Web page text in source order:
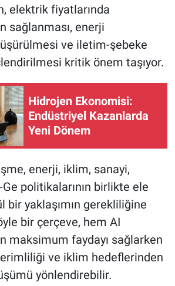
elektrik fiyatlarında
sağlanması, enerji
ve iletim-şebeke
kritik önem taşıyor.
Hidrojen Ekonomisi:
Endüstriyel Kazanlarda
Yeni Dönem
enerji, iklim, sanayi,
politikalarının birlikte ele
bir yaklaşımın gerekliliğine
bir çerçeve, hem AI
maksimum faydayı sağlarken
ve iklim hedeflerinden
yönlendirebilir.